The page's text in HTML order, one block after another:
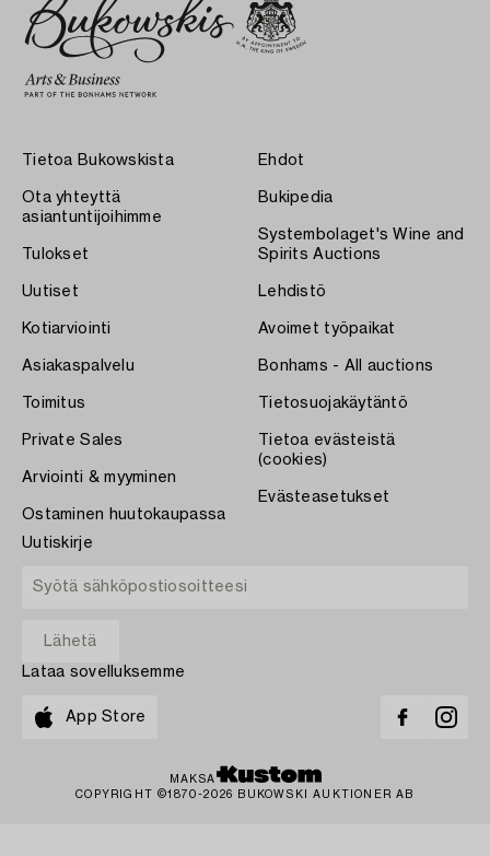
Tietoa Bukowskista
Ota yhteyttä
asiantuntijoihimme
Tulokset
Uutiset
Kotiarviointi
Asiakaspalvelu
Toimitus
Private Sales
Arviointi & myyminen
Ostaminen huutokaupassa
Ehdot
Bukipedia
Systembolaget's Wine and
Spirits Auctions
Lehdistö
Avoimet työpaikat
Bonhams - All auctions
Tietosuojakäytäntö
Tietoa evästeistä
(cookies)
Evästeasetukset
Uutiskirje
Lataa sovelluksemme
App Store
MAKSA
COPYRIGHT ©1870-2026 BUKOWSKI AUKTIONER AB